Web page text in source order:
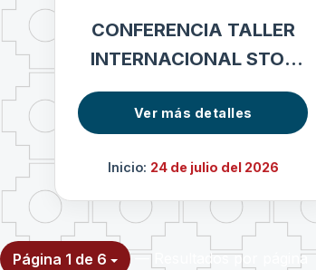
CONFERENCIA TALLER
INTERNACIONAL STOP
THE BLEED
Ver más detalles
Inicio: 24 de julio del 2026
Página 1 de 6 — Resultados por página